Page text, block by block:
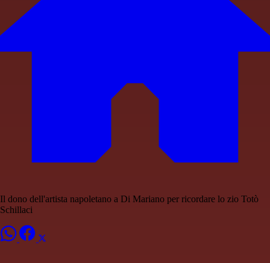
Il dono dell'artista napoletano a Di Mariano per ricordare lo zio Totò
Schillaci